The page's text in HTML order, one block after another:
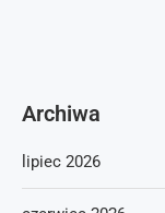
Archiwa
lipiec 2026